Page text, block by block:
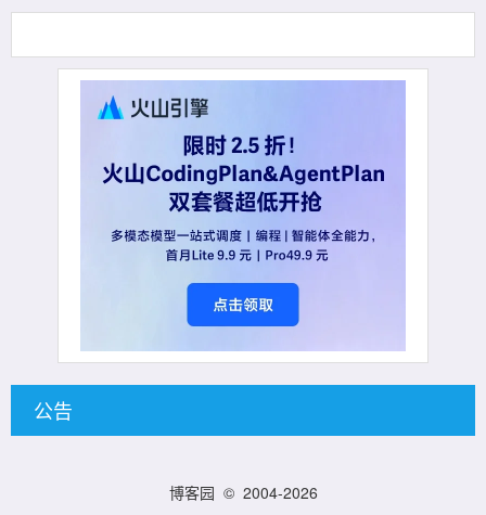
公告
博客园 © 2004-2026